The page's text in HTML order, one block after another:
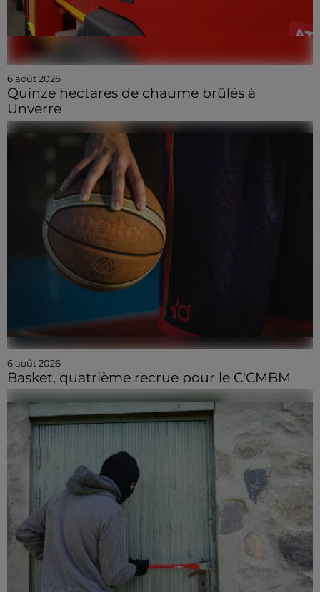
6 août 2026
Quinze hectares de chaume brûlés à
Unverre
6 août 2026
Basket, quatrième recrue pour le C'CMBM